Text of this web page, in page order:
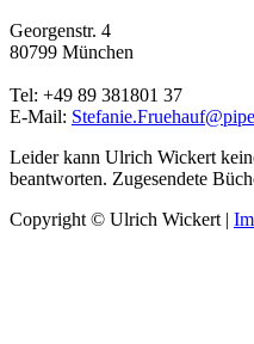
Georgenstr. 4
80799 München
Tel: +49 89 381801 37
E-Mail:
Leider kann Ulrich Wickert
beantworten. Zugesendete
Copyright © Ulrich Wickert|